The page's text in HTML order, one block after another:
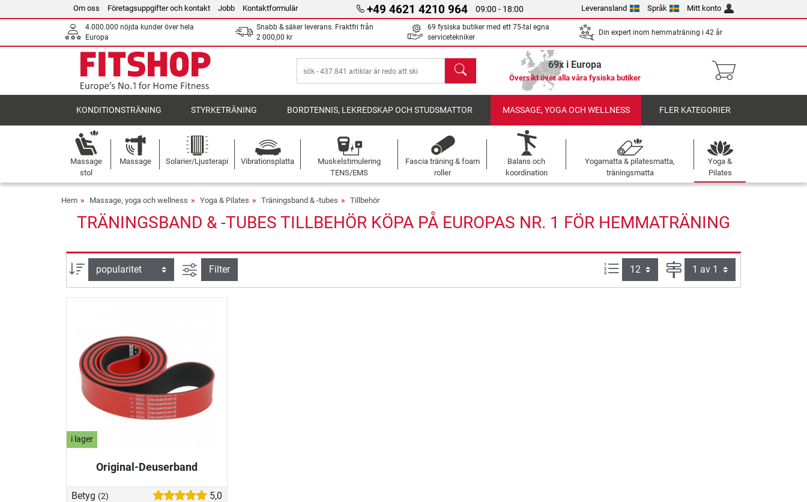
Om oss Företagsuppgifter och kontakt Jobb Kontaktformulär +49 4621 4210 964 09:00 - 18:00 Leveransland Språk Mitt konto
4.000.000 nöjda kunder över hela
Europa
Snabb & säker leverans. Fraktfri från
2 000,00 kr
69 fysiska butiker med ett 75-tal egna
servicetekniker
Din expert inom hemmaträning i 42 år
sök 69x i Europa
Översikt över alla våra fysiska butiker
KONDITIONSTRÄNING STYRKETRÄNING BORDTENNIS, LEKREDSKAP OCH STUDSMATTOR MASSAGE, YOGA OCH WELLNESS FLER KATEGORIER
Massage
stol
Massage Solarier/Ljusterapi Vibrationsplatta
Muskelstimulering
TENS/EMS
Fascia träning & foam
roller
Balans och
koordination
Yogamatta & pilatesmatta,
träningsmatta
Yoga &
Pilates
Hem Massage, yoga och wellness Yoga & Pilates Träningsband & -tubes Tillbehör
TRÄNINGSBAND & -TUBES TILLBEHÖR KÖPA PÅ EUROPAS NR. 1 FÖR HEMMATRÄNING
sortera efter Avancerad sök
Filter produkter per sida:
Sida
i lager
Original-Deuserband
Betyg (2) 5,0